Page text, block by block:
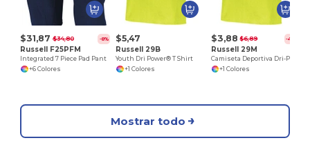
$31,87 $34,80 -8%
Russell F25PFM
Integrated 7 Piece Pad Pant
+6 Colores
$5,47
Russell 29B
Youth Dri Power® T Shirt
+1 Colores
$3,88 $6,89 -44%
Russell 29M
+1 Colores
Mostrar todo